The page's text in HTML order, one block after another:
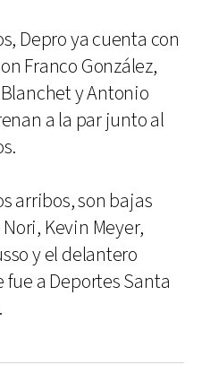
Depro ya cuenta con
Franco González,
y Antonio
a la par junto al
arribos, son bajas
Kevin Meyer,
y el delantero
a Deportes Santa